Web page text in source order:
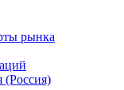
рынка